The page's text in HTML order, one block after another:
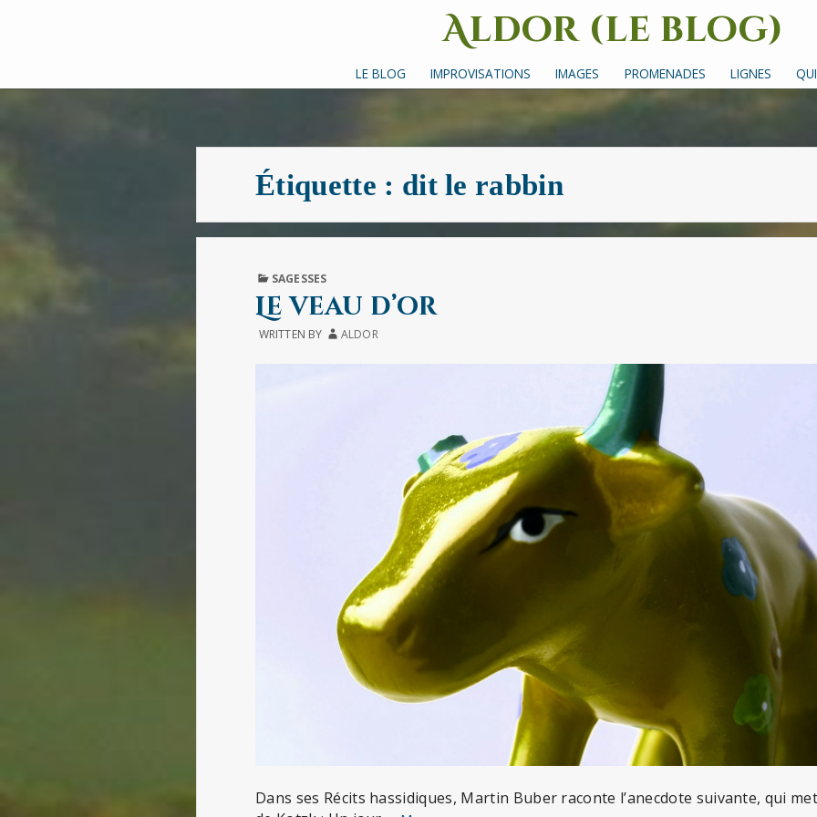
Aldor (le blog)
Un site avec des mots, des images et des sons
LE BLOG IMPROVISATIONS IMAGES PROMENADES LIGNES
Étiquette : dit le rabbin
PUBLISHED
SAGESSES
Le veau d’or
WRITTEN BY ALDOR
Dans ses Récits hassidiques, Martin Buber raconte l’anecdote suivante, qui